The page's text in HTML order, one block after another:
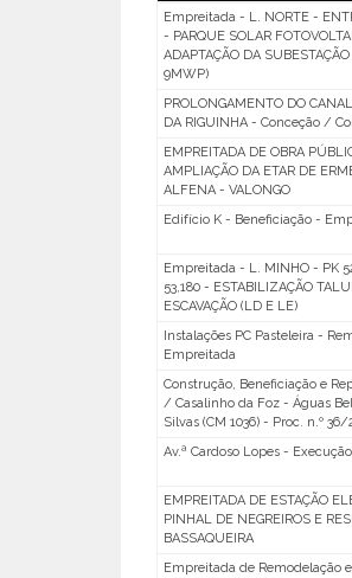
Empreitada - L. NORTE -
- PARQUE SOLAR
ADAPTAÇÃO DA
9MWP)
PROLONGAMENTO DO
DA RIGUINHA - Conceção /
EMPREITADA DE OBRA
AMPLIAÇÃO DA ETAR DE
ALFENA - VALONGO
Edifício K - Beneficiação -
Empreitada - L. MINHO - PK
53,180 - ESTABILIZAÇÃO
ESCAVAÇÃO (LD E LE)
Instalações PC Pasteleira -
Empreitada
Construção, Beneficiação e
/ Casalinho da Foz - Águas
Silvas (CM 1036) - Proc. n.º 36/
Av.ª Cardoso Lopes -
EMPREITADA DE ESTAÇÃO
PINHAL DE NEGREIROS E
BASSAQUEIRA
Empreitada de Remodelação